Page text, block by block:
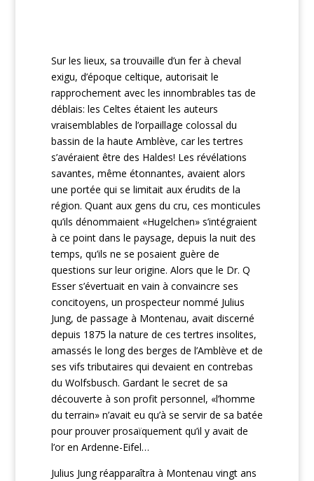
Sur les lieux, sa trouvaille d’un fer à cheval
exigu, d’époque celtique, autorisait le
rapprochement avec les innombrables tas de
déblais: les Celtes étaient les auteurs
vraisemblables de l’orpaillage colossal du
bassin de la haute Amblève, car les tertres
s’avéraient être des Haldes! Les révélations
savantes, même étonnantes, avaient alors
une portée qui se limitait aux érudits de la
région. Quant aux gens du cru, ces monticules
qu’ils dénommaient «Hugelchen» s’intégraient
à ce point dans le paysage, depuis la nuit des
temps, qu’ils ne se posaient guère de
questions sur leur origine. Alors que le Dr. Q
Esser s’évertuait en vain à convaincre ses
concitoyens, un prospecteur nommé Julius
Jung, de passage à Montenau, avait discerné
depuis 1875 la nature de ces tertres insolites,
amassés le long des berges de l’Amblève et de
ses vifs tributaires qui devaient en contrebas
du Wolfsbusch. Gardant le secret de sa
découverte à son profit personnel, «l’homme
du terrain» n’avait eu qu’à se servir de sa batée
pour prouver prosaïquement qu’il y avait de
l’or en Ardenne-Eifel…
Julius Jung réapparaîtra à Montenau vingt ans